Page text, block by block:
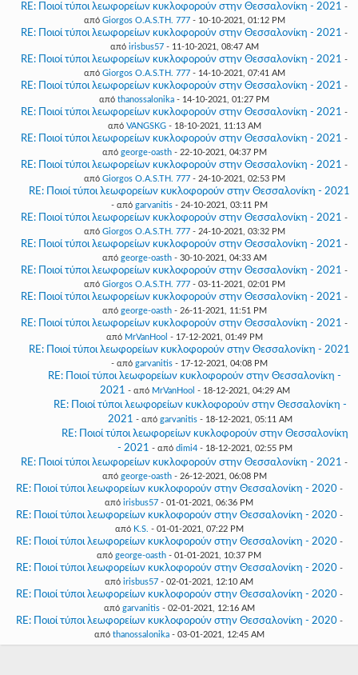
RE: Ποιοί τύποι λεωφορείων κυκλοφορούν στην Θεσσαλονίκη - 2021 -
από Giorgos O.A.S.TH. 777- 10-10-2021, 01:12 PM
RE: Ποιοί τύποι λεωφορείων κυκλοφορούν στην Θεσσαλονίκη - 2021 -
από irisbus57- 11-10-2021, 08:47 AM
RE: Ποιοί τύποι λεωφορείων κυκλοφορούν στην Θεσσαλονίκη - 2021 -
από Giorgos O.A.S.TH. 777- 14-10-2021, 07:41 AM
RE: Ποιοί τύποι λεωφορείων κυκλοφορούν στην Θεσσαλονίκη - 2021 -
από thanossalonika - 14-10-2021, 01:27 PM
RE: Ποιοί τύποι λεωφορείων κυκλοφορούν στην Θεσσαλονίκη - 2021 -
από VANGSKG- 18-10-2021, 11:13 AM
RE: Ποιοί τύποι λεωφορείων κυκλοφορούν στην Θεσσαλονίκη - 2021 -
από george-oasth- 22-10-2021, 04:37 PM
RE: Ποιοί τύποι λεωφορείων κυκλοφορούν στην Θεσσαλονίκη - 2021 -
από Giorgos O.A.S.TH. 777- 24-10-2021, 02:53 PM
RE: Ποιοί τύποι λεωφορείων κυκλοφορούν στην Θεσσαλονίκη - 2021
- από garvanitis - 24-10-2021, 03:11 PM
RE: Ποιοί τύποι λεωφορείων κυκλοφορούν στην Θεσσαλονίκη - 2021 -
από Giorgos O.A.S.TH. 777- 24-10-2021, 03:32 PM
RE: Ποιοί τύποι λεωφορείων κυκλοφορούν στην Θεσσαλονίκη - 2021 -
από george-oasth- 30-10-2021, 04:33 AM
RE: Ποιοί τύποι λεωφορείων κυκλοφορούν στην Θεσσαλονίκη - 2021 -
από Giorgos O.A.S.TH. 777- 03-11-2021, 02:01 PM
RE: Ποιοί τύποι λεωφορείων κυκλοφορούν στην Θεσσαλονίκη - 2021 -
από george-oasth- 26-11-2021, 11:51 PM
RE: Ποιοί τύποι λεωφορείων κυκλοφορούν στην Θεσσαλονίκη - 2021 -
από MrVanHool - 17-12-2021, 01:49 PM
RE: Ποιοί τύποι λεωφορείων κυκλοφορούν στην Θεσσαλονίκη - 2021
- από garvanitis - 17-12-2021, 04:08 PM
RE: Ποιοί τύποι λεωφορείων κυκλοφορούν στην Θεσσαλονίκη -
2021 - από MrVanHool - 18-12-2021, 04:29 AM
RE: Ποιοί τύποι λεωφορείων κυκλοφορούν στην Θεσσαλονίκη -
2021 - από garvanitis- 18-12-2021, 05:11 AM
RE: Ποιοί τύποι λεωφορείων κυκλοφορούν στην Θεσσαλονίκη
- 2021 - από dimi4 - 18-12-2021, 02:55 PM
RE: Ποιοί τύποι λεωφορείων κυκλοφορούν στην Θεσσαλονίκη - 2021 -
από george-oasth- 26-12-2021, 06:08 PM
RE: Ποιοί τύποι λεωφορείων κυκλοφορούν στην Θεσσαλονίκη - 2020 -
από irisbus57 - 01-01-2021, 06:36 PM
RE: Ποιοί τύποι λεωφορείων κυκλοφορούν στην Θεσσαλονίκη - 2020 -
από K.S. - 01-01-2021, 07:22 PM
RE: Ποιοί τύποι λεωφορείων κυκλοφορούν στην Θεσσαλονίκη - 2020 -
από george-oasth - 01-01-2021, 10:37 PM
RE: Ποιοί τύποι λεωφορείων κυκλοφορούν στην Θεσσαλονίκη - 2020 -
από irisbus57 - 02-01-2021, 12:10 AM
RE: Ποιοί τύποι λεωφορείων κυκλοφορούν στην Θεσσαλονίκη - 2020 -
από garvanitis- 02-01-2021, 12:16 AM
RE: Ποιοί τύποι λεωφορείων κυκλοφορούν στην Θεσσαλονίκη - 2020 -
από thanossalonika- 03-01-2021, 12:45 AM